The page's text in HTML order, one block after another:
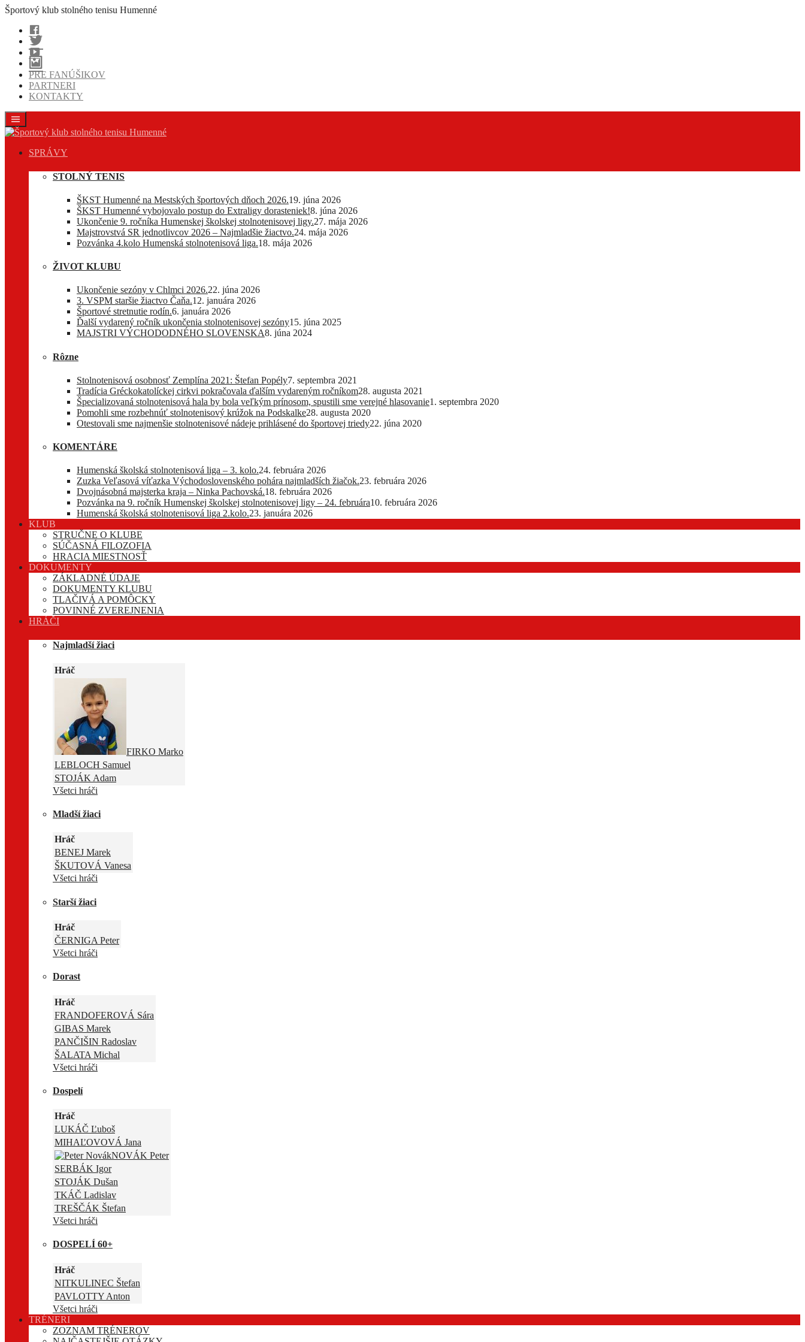
Prejsť
obsah
Športový klub stolného tenisu Humenné
Youtube
PRE FANÚŠIKOV
PARTNERI
KONTAKTY
SPRÁVY
STOLNÝ TENIS
ŠKST Humenné na Mestských športových dňoch 2026.19. júna 2026
ŠKST Humenné vybojovalo postup do Extraligy dorasteniek!8. júna 2026
Ukončenie 9. ročníka Humenskej školskej stolnotenisovej ligy.27. mája 2026
Majstrovstvá SR jednotlivcov 2026 – Najmladšie žiactvo.24. mája 2026
Pozvánka 4.kolo Humenská stolnotenisová liga.18. mája 2026
ŽIVOT KLUBU
Ukončenie sezóny v Chlmci 2026.22. júna 2026
3. VSPM staršie žiactvo Čaňa.12. januára 2026
Športové stretnutie rodín.6. januára 2026
Ďalší vydarený ročník ukončenia stolnotenisovej sezóny15. júna 2025
MAJSTRI VÝCHODODNÉHO SLOVENSKA8. júna 2024
Rôzne
Stolnotenisová osobnosť Zemplína 2021: Štefan Popély7. septembra 2021
Tradícia Gréckokatolíckej cirkvi pokračovala ďalším vydareným ročníkom28. augusta 2021
Špecializovaná stolnotenisová hala by bola veľkým prínosom, spustili sme verejné hlasovanie1. septembra 2020
Pomohli sme rozbehnúť stolnotenisový krúžok na Podskalke28. augusta 2020
Otestovali sme najmenšie stolnotenisové nádeje prihlásené do športovej triedy22. júna 2020
KOMENTÁRE
Humenská školská stolnotenisová liga – 3. kolo.24. februára 2026
Zuzka Veľasová víťazka Východoslovenského pohára najmladších žiačok.23. februára 2026
Dvojnásobná majsterka kraja – Ninka Pachovská.18. februára 2026
Pozvánka na 9. ročník Humenskej školskej stolnotenisovej ligy – 24. februára10. februára 2026
Humenská školská stolnotenisová liga 2.kolo.23. januára 2026
KLUB
STRUČNE O KLUBE
SÚČASNÁ FILOZOFIA
HRACIA MIESTNOSŤ
DOKUMENTY
ZÁKLADNÉ ÚDAJE
DOKUMENTY KLUBU
TLAČIVÁ A POMÔCKY
POVINNÉ ZVEREJNENIA
HRÁČI
Najmladší žiaci
Hráč
FIRKO Marko
LEBLOCH Samuel
STOJÁK Adam
Všetci hráči
Mladší žiaci
Hráč
BENEJ Marek
ŠKUTOVÁ Vanesa
Všetci hráči
Starší žiaci
Hráč
ČERNIGA Peter
Všetci hráči
Dorast
Hráč
FRANDOFEROVÁ Sára
GIBAS Marek
PANČIŠIN Radoslav
ŠALATA Michal
Všetci hráči
Dospelí
Hráč
LUKÁČ Ľuboš
MIHAĽOVOVÁ Jana
NOVÁK Peter
SERBÁK Igor
STOJÁK Dušan
TKÁČ Ladislav
TREŠČÁK Štefan
Všetci hráči
DOSPELÍ 60+
Hráč
NITKULINEC Štefan
PAVLOTTY Anton
Všetci hráči
TRÉNERI
ZOZNAM TRÉNEROV